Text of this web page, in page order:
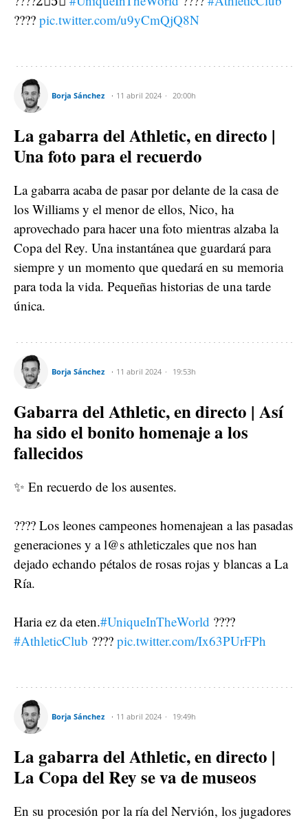
???? pic.twitter.com/u9yCmQjQ8N
Borja Sánchez 11 abril 2024 20:00h
La gabarra del Athletic, en directo |
Una foto para el recuerdo
La gabarra acaba de pasar por delante de la casa de
los Williams y el menor de ellos, Nico, ha
aprovechado para hacer una foto mientras alzaba la
Copa del Rey. Una instantánea que guardará para
siempre y un momento que quedará en su memoria
para toda la vida. Pequeñas historias de una tarde
única.
Borja Sánchez 11 abril 2024 19:53h
Gabarra del Athletic, en directo | Así
ha sido el bonito homenaje a los
fallecidos
✨ En recuerdo de los ausentes.
???? Los leones campeones homenajean a las pasadas
generaciones y a l@s athleticzales que nos han
dejado echando pétalos de rosas rojas y blancas a La
Ría.
Haria ez da eten.#UniqueInTheWorld ????
#AthleticClub ???? pic.twitter.com/Ix63PUrFPh
Borja Sánchez 11 abril 2024 19:49h
La gabarra del Athletic, en directo |
La Copa del Rey se va de museos
En su procesión por la ría del Nervión, los jugadores